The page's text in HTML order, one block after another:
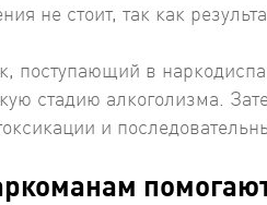
не стоит, так как
поступающий в
стадию алкоголизма.
и